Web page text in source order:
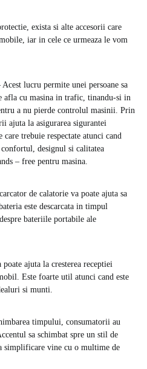
exista si alte accesorii care
iar in cele ce urmeaza le vom
lucru permite unei persoane sa
afla cu masina in trafic, tinandu-si in
a nu pierde controlul masinii. Prin
ajuta la asigurarea sigurantei
trebuie respectate atunci cand
designul si calitatea
– free pentru masina.
de calatorie va poate ajuta sa
este descarcata in timpul
bateriile portabile ale
ajuta la cresterea receptiei
Este foarte util atunci cand este
si munti.
timpului, consumatorii au
sa schimbat spre un stil de
simplificare vine cu o multime de